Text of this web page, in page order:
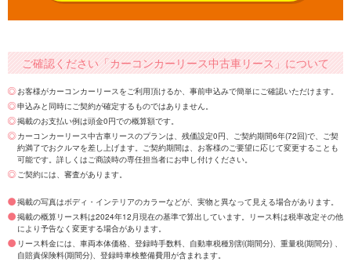
ご確認ください「カーコンカーリース中古車リース」について
お客様がカーコンカーリースをご利用頂けるか、事前申込みで簡単にご確認いただけます。
申込みと同時にご契約が確定するものではありません。
掲載のお支払い例は頭金0円での概算額です。
カーコンカーリース中古車リースのプランは、残価設定0円、ご契約期間6年(72回)で、ご契
約満了でおクルマを差し上げます。ご契約期間は、お客様のご要望に応じて変更することも
可能です。詳しくはご商談時の専任担当者にお申し付けください。
ご契約には、審査があります。
掲載の写真はボディ・インテリアのカラーなどが、実物と異なって見える場合があります。
掲載の概算リース料は2024年12月現在の基準で算出しています。リース料は税率改定その他
により予告なく変更する場合があります。
リース料金には、車両本体価格、登録時手数料、自動車税種別割(期間分)、重量税(期間分) 、
自賠責保険料(期間分)、登録時車検整備費用が含まれます。